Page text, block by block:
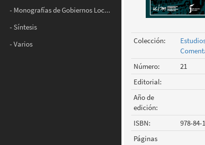
- Monografías de Gobiernos Loc...
- Síntesis
- Varios
Colección:
Número:
21
Editorial:
Año de
edición:
ISBN:
978-84-
Páginas